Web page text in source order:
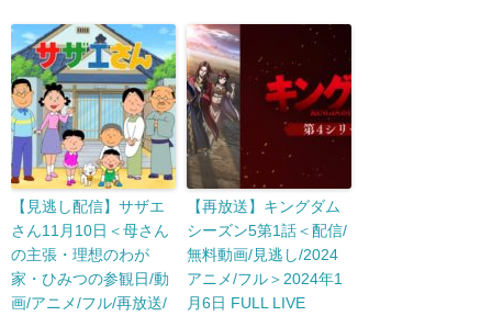
【見逃し配信】サザエ
さん11月10日＜母さん
の主張・理想のわが
家・ひみつの参観日/動
画/アニメ/フル/再放送/
【再放送】キングダム
シーズン5第1話＜配信/
無料動画/見逃し/2024
アニメ/フル＞2024年1
月6日 FULL LIVE